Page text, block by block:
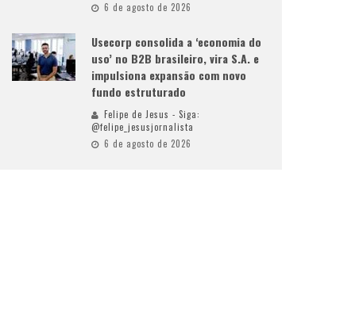
6 de agosto de 2026
Usecorp consolida a ‘economia do
uso’ no B2B brasileiro, vira S.A. e
impulsiona expansão com novo
fundo estruturado
Felipe de Jesus - Siga:
@felipe_jesusjornalista
6 de agosto de 2026